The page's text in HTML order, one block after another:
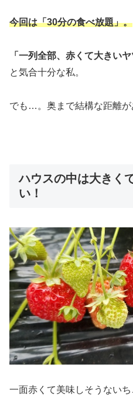
今回は「30分の食べ放題」。
「一列全部、赤くて大きい
と気合十分な私。
でも…。奥まで結構な距離が
ハウスの中は大きく
い！
一面赤くて美味しそうないち